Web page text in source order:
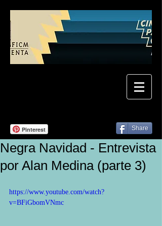
Pinterest Share
Negra Navidad - Entrevista
por Alan Medina (parte 3)
https://www.youtube.com/watch?
v=BFiGbomVNmc